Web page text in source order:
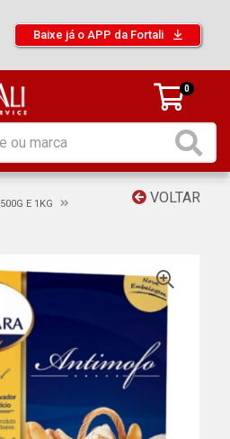
Baixe já o APP da Fortali
0
VOLTAR
500G E 1KG